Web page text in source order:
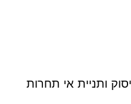
ותניית אי תחרות